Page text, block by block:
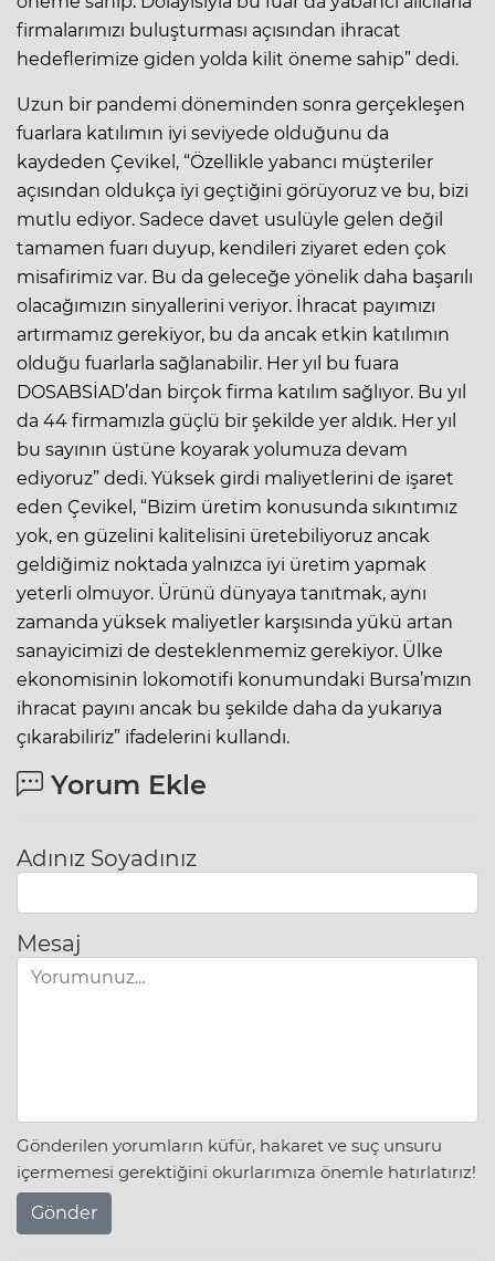
firmalarımızı buluşturması açısından ihracat
hedeflerimize giden yolda kilit öneme sahip” dedi.
Uzun bir pandemi döneminden sonra gerçekleşen
fuarlara katılımın iyi seviyede olduğunu da
kaydeden Çevikel, “Özellikle yabancı müşteriler
açısından oldukça iyi geçtiğini görüyoruz ve bu, bizi
mutlu ediyor. Sadece davet usulüyle gelen değil
tamamen fuarı duyup, kendileri ziyaret eden çok
misafirimiz var. Bu da geleceğe yönelik daha başarılı
olacağımızın sinyallerini veriyor. İhracat payımızı
artırmamız gerekiyor, bu da ancak etkin katılımın
olduğu fuarlarla sağlanabilir. Her yıl bu fuara
DOSABSİAD’dan birçok firma katılım sağlıyor. Bu yıl
da 44 firmamızla güçlü bir şekilde yer aldık. Her yıl
bu sayının üstüne koyarak yolumuza devam
ediyoruz” dedi. Yüksek girdi maliyetlerini de işaret
eden Çevikel, “Bizim üretim konusunda sıkıntımız
yok, en güzelini kalitelisini üretebiliyoruz ancak
geldiğimiz noktada yalnızca iyi üretim yapmak
yeterli olmuyor. Ürünü dünyaya tanıtmak, aynı
zamanda yüksek maliyetler karşısında yükü artan
sanayicimizi de desteklenmemiz gerekiyor. Ülke
ekonomisinin lokomotifi konumundaki Bursa’mızın
ihracat payını ancak bu şekilde daha da yukarıya
çıkarabiliriz” ifadelerini kullandı.
Yorum Ekle
Adınız Soyadınız
Mesaj
Gönderilen yorumların küfür, hakaret ve suç unsuru
içermemesi gerektiğini okurlarımıza önemle hatırlatırız!
Gönder